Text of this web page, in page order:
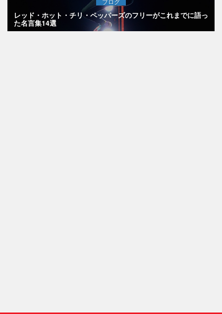
レッド・ホット・チリ・ペッパーズのフリーがこれまでに語っ
た名言集14選